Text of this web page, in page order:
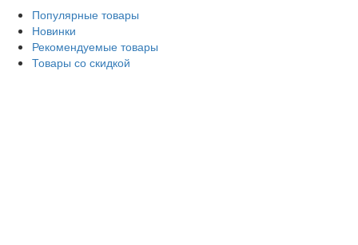
Популярные товары
Новинки
Рекомендуемые товары
Товары со скидкой